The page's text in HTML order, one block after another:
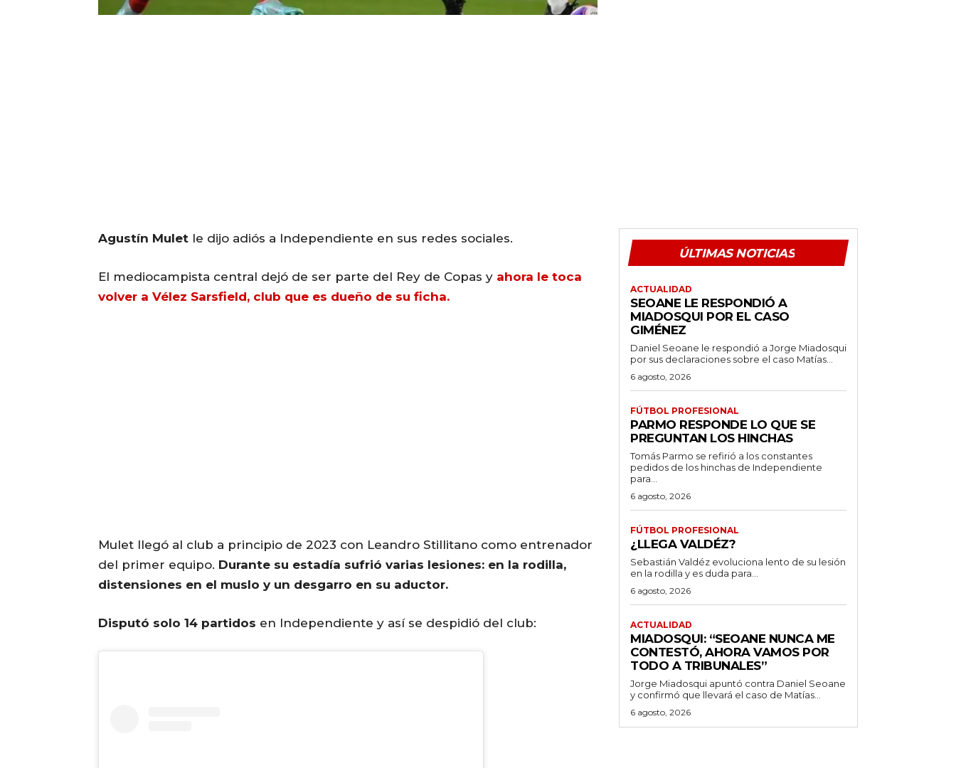
Agustín Mulet le dijo adiós a Independiente en sus redes sociales.
El mediocampista central dejó de ser parte del Rey de Copas y ahora le toca
volver a Vélez Sarsfield, club que es dueño de su ficha.
Mulet llegó al club a principio de 2023 con Leandro Stillitano como entrenador
del primer equipo. Durante su estadía sufrió varias lesiones: en la rodilla,
distensiones en el muslo y un desgarro en su aductor.
Disputó solo 14 partidos en Independiente y así se despidió del club:
ÚLTIMAS NOTICIAS
ACTUALIDAD
SEOANE LE RESPONDIÓ A
MIADOSQUI POR EL CASO
GIMÉNEZ
Daniel Seoane le respondió a Jorge Miadosqui
por sus declaraciones sobre el caso Matías...
6 agosto, 2026
FÚTBOL PROFESIONAL
PARMO RESPONDE LO QUE SE
PREGUNTAN LOS HINCHAS
Tomás Parmo se refirió a los constantes
pedidos de los hinchas de Independiente
para...
6 agosto, 2026
FÚTBOL PROFESIONAL
¿LLEGA VALDÉZ?
Sebastián Valdéz evoluciona lento de su lesión
en la rodilla y es duda para...
6 agosto, 2026
ACTUALIDAD
MIADOSQUI: “SEOANE NUNCA ME
CONTESTÓ, AHORA VAMOS POR
TODO A TRIBUNALES”
Jorge Miadosqui apuntó contra Daniel Seoane
y confirmó que llevará el caso de Matías...
6 agosto, 2026